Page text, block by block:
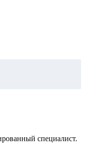
специалист.